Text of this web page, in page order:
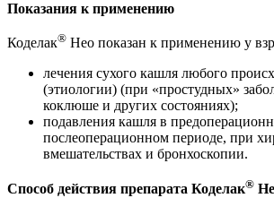
Показания к применению
Коделак® Нео показан к применению у
лечения сухого кашля любого
(этиологии) (при «простудных»
коклюше и других состояниях);
подавления кашля в
послеоперационном периоде, при
вмешательствах и бронхоскопии.
Способ действия препарата Коделак®